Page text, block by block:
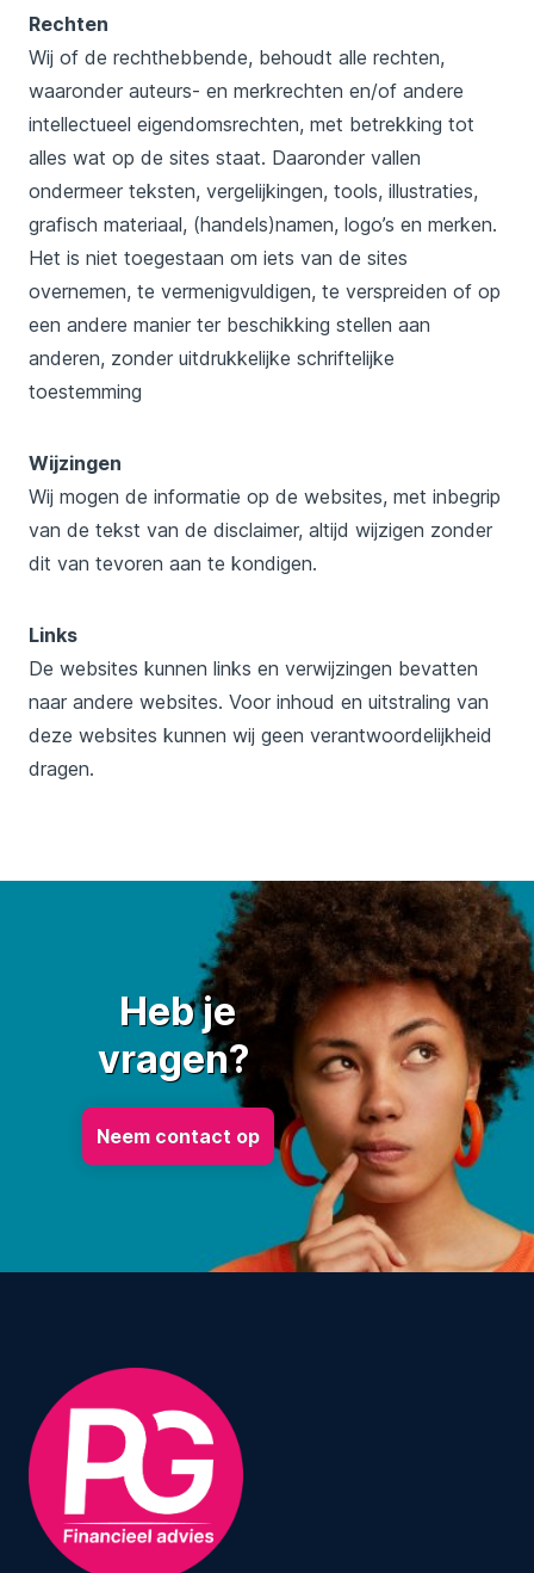
Rechten
Wij of de rechthebbende, behoudt alle rechten,
waaronder auteurs- en merkrechten en/of andere
intellectueel eigendomsrechten, met betrekking tot
alles wat op de sites staat. Daaronder vallen
ondermeer teksten, vergelijkingen, tools, illustraties,
grafisch materiaal, (handels)namen, logo’s en merken.
Het is niet toegestaan om iets van de sites
overnemen, te vermenigvuldigen, te verspreiden of op
een andere manier ter beschikking stellen aan
anderen, zonder uitdrukkelijke schriftelijke
toestemming
Wijzingen
Wij mogen de informatie op de websites, met inbegrip
van de tekst van de disclaimer, altijd wijzigen zonder
dit van tevoren aan te kondigen.
Links
De websites kunnen links en verwijzingen bevatten
naar andere websites. Voor inhoud en uitstraling van
deze websites kunnen wij geen verantwoordelijkheid
dragen.
Heb je
vragen?
Neem contact op